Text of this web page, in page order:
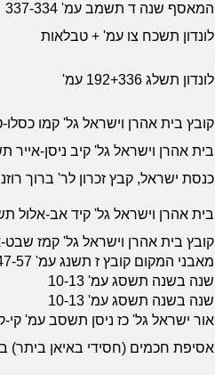
המאסף שנה ד תשמב עמ' 337-334
לונדון תשכח צו עמ' + טבלאות
לונדון תשלג 192+336 עמ'
קובץ בית אהרן וישראל גל' קמו
בית אהרן וישראל גל' קיב ניסן-
כנסת ישראל, קבץ זכרון לר' ברוך
בית אהרן וישראל גל' קיד אב-אלול
קובץ בית אהרן וישראל גל' קמז
מאבני המקום קובץ ז תשנג עמ' 47-57
שנה בשנה תשסג עמ' 10-13
שנה בשנה תשסג עמ' 10-13
אור ישראל גל' כז ניסן תשסב עמ' קי-
אסיפת חכמים (חסידי באיאן ביתר)